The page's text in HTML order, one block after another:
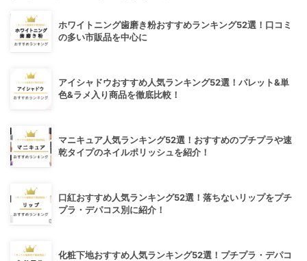
ホワイトニング歯磨き粉おすすめランキング52選！口コミ
の多い市販品を中心に
アイシャドウおすすめ人気ランキング52選！パレット&単
色&ラメ入り商品を徹底比較！
マニキュア人気ランキング52選！おすすめのプチプラや速
乾タイプのネイルポリッシュを紹介！
口紅おすすめ人気ランキング52選！落ちないリップをプチ
プラ・デパコス別に紹介！
化粧下地おすすめ人気ランキング52選！プチプラ・デパコ